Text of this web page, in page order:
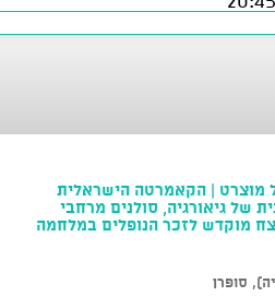
של מוצרט | הקאמרטה הישראלית
של גיאורגיה, סולנים מרחבי
מוקדש לזכר הנופלים במלחמה
סופרן